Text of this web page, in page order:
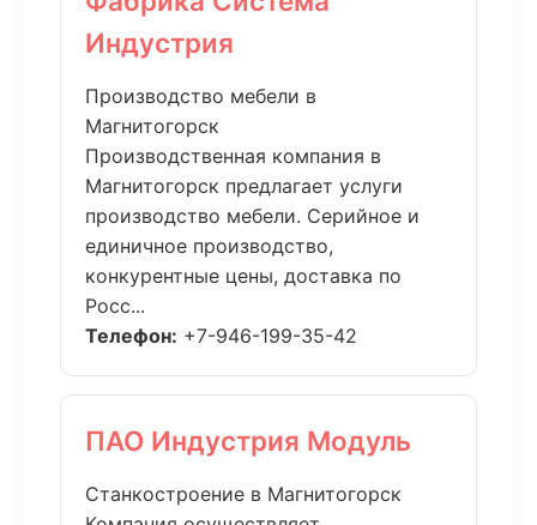
Индустрия
Производство мебели в
Магнитогорск
Производственная компания в
Магнитогорск предлагает услуги
производство мебели. Серийное и
единичное производство,
конкурентные цены, доставка по
Росс...
Телефон: +7-946-199-35-42
ПАО Индустрия Модуль
Станкостроение в Магнитогорск